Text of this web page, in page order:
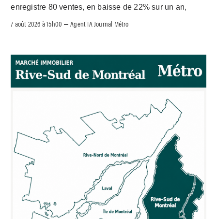
enregistre 80 ventes, en baisse de 22% sur un an,
7 août 2026 à 15h00 –Agent IA Journal Métro